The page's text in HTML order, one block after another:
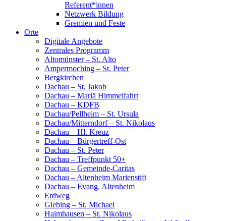
Referent*innen
Netzwerk Bildung
Gremien und Feste
Orte
Digitale Angebote
Zentrales Programm
Altomünster – St. Alto
Ampermoching – St. Peter
Bergkirchen
Dachau – St. Jakob
Dachau – Mariä Himmelfahrt
Dachau – KDFB
Dachau/Pellheim – St. Ursula
Dachau/Mitterndorf – St. Nikolaus
Dachau – Hl. Kreuz
Dachau – Bürgertreff-Ost
Dachau – St. Peter
Dachau – Treffpunkt 50+
Dachau – Gemeinde-Caritas
Dachau – Altenheim Marienstift
Dachau – Evang. Altenheim
Erdweg
Giebing – St. Michael
Haimhausen – St. Nikolaus